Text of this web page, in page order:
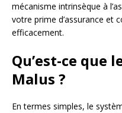
mécanisme intrinsèque à
votre prime d’assurance et
efficacement.
Qu’est-ce que
Malus ?
En termes simples, le